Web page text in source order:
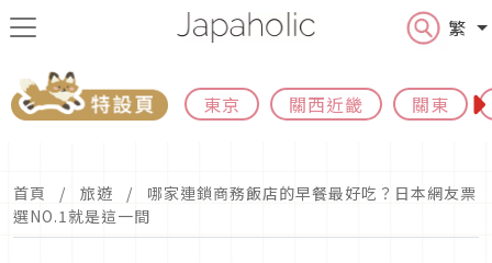
繁
東京 關西近畿 關東
首頁 旅遊
哪家連鎖商務飯店的早餐最好吃？日本網友票
選NO.1就是這一間